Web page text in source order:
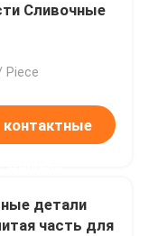
Сливочные
Piece
контактные
детали
часть для